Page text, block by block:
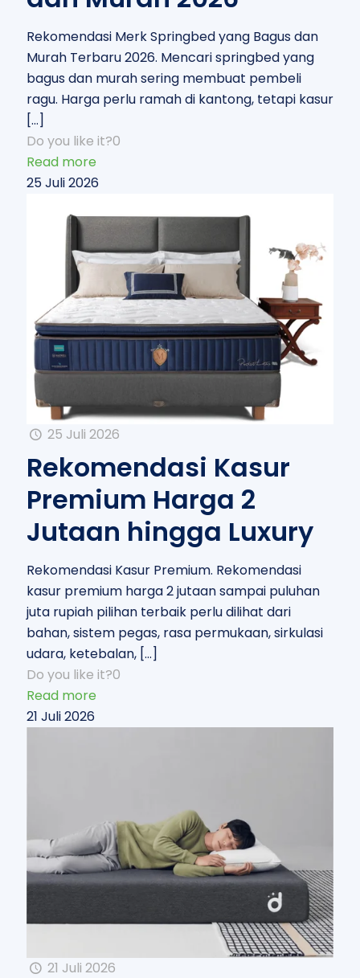
Rekomendasi Merk Springbed yang Bagus dan
Murah Terbaru 2026. Mencari springbed yang
bagus dan murah sering membuat pembeli
ragu. Harga perlu ramah di kantong, tetapi kasur
[…]
Do you like it?0
Read more
25 Juli 2026
25 Juli 2026
Rekomendasi Kasur
Premium Harga 2
Jutaan hingga Luxury
Rekomendasi Kasur Premium. Rekomendasi
kasur premium harga 2 jutaan sampai puluhan
juta rupiah pilihan terbaik perlu dilihat dari
bahan, sistem pegas, rasa permukaan, sirkulasi
udara, ketebalan, […]
Do you like it?0
Read more
21 Juli 2026
21 Juli 2026